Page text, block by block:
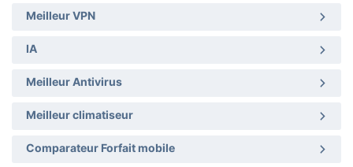
Meilleur VPN
IA
Meilleur Antivirus
Meilleur climatiseur
Comparateur Forfait mobile